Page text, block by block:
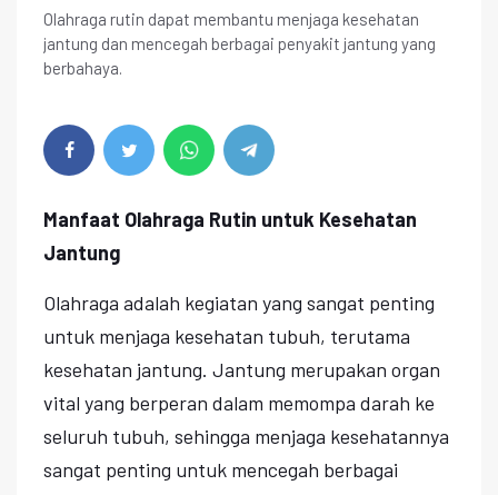
Olahraga rutin dapat membantu menjaga kesehatan
jantung dan mencegah berbagai penyakit jantung yang
berbahaya.
Manfaat Olahraga Rutin untuk Kesehatan
Jantung
Olahraga adalah kegiatan yang sangat penting
untuk menjaga kesehatan tubuh, terutama
kesehatan jantung. Jantung merupakan organ
vital yang berperan dalam memompa darah ke
seluruh tubuh, sehingga menjaga kesehatannya
sangat penting untuk mencegah berbagai